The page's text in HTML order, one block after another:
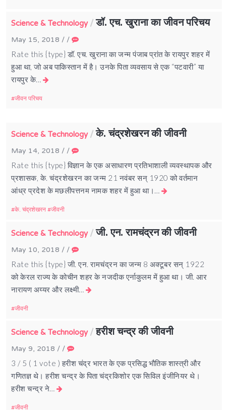
Science & Technology/डॉ. एच. खुराना का जीवन परिचय
May 15, 2018 / /
Rate this {type} डॉ. एच. खुराना का जन्म पंजाब प्रांत के रायपुर शहर में
हुआ था, जो अब पाकिस्तान में है। उनके पिता व्यवसाय से एक “पटवारी” या
रायपुर के…
जीवन परिचय
Science & Technology/के. चंद्रशेखरन की जीवनी
May 14, 2018 / /
Rate this {type} विज्ञान के एक असाधारण प्रतिभाशाली व्यवस्थापक और
प्रशासक, के. चंद्रशेखरन का जन्म 21 नवंबर सन् 1920 को वर्तमान
आंध्र प्रदेश के मछलीपत्तनम नामक शहर में हुआ था।…
के. चंद्रशेखरन जीवनी
Science & Technology/जी. एन. रामचंद्रन की जीवनी
May 10, 2018 / /
Rate this {type} जी. एन. रामचंद्रन का जन्म 8 अक्टूबर सन् 1922
को केरल राज्य के कोचीन शहर के नजदीक एर्नाकुलम में हुआ था। जी. आर
नारायण अय्यर और लक्ष्मी…
जीवनी
Science & Technology/हरीश चन्द्र की जीवनी
May 9, 2018 / /
3 / 5 ( 1 vote ) हरीश चंद्र भारत के एक प्रसिद्ध भौतिक शास्त्री और
गणितज्ञ थे। हरीश चन्द्र के पिता चंद्रकिशोर एक सिविल इंजीनियर थे।
हरीश चन्द्र ने…
जीवनी